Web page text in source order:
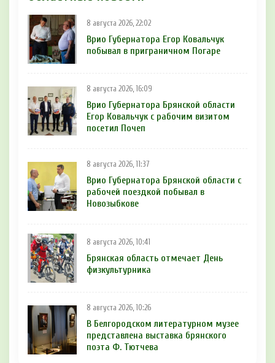
8 августа 2026, 22:02
Врио Губернатора Егор Ковальчук
побывал в приграничном Погаре
8 августа 2026, 16:09
Врио Губернатора Брянской области
Егор Ковальчук с рабочим визитом
посетил Почеп
8 августа 2026, 11:37
Врио Губернатора Брянской области с
рабочей поездкой побывал в
Новозыбкове
8 августа 2026, 10:41
Брянская область отмечает День
физкультурника
8 августа 2026, 10:26
В Белгородском литературном музее
представлена выставка брянского
поэта Ф. Тютчева